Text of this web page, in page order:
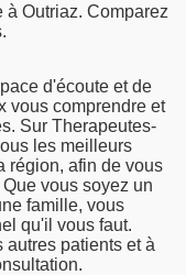
Outriaz. Comparez
d'écoute et de
vous comprendre et
Sur Therapeutes-
les meilleurs
région, afin de vous
vous soyez un
famille, vous
qu'il vous faut.
autres patients et à